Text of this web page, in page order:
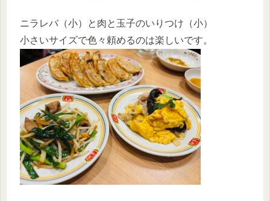
ニラレバ（小）と肉と玉子のいりつけ（小）
小さいサイズで色々頼めるのは楽しいです。